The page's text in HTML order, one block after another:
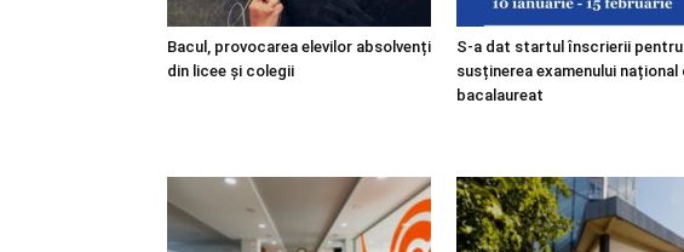
Bacul, provocarea elevilor absolvenți
din licee și colegii
S-a dat startul înscrierii pentru
susținerea examenului național
bacalaureat